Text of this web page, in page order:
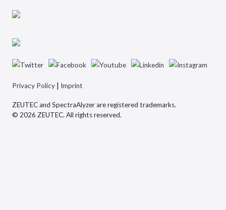
Privacy Policy | Imprint
ZEUTEC and SpectraAlyzer are registered trademarks.
© 2026 ZEUTEC. All rights reserved.